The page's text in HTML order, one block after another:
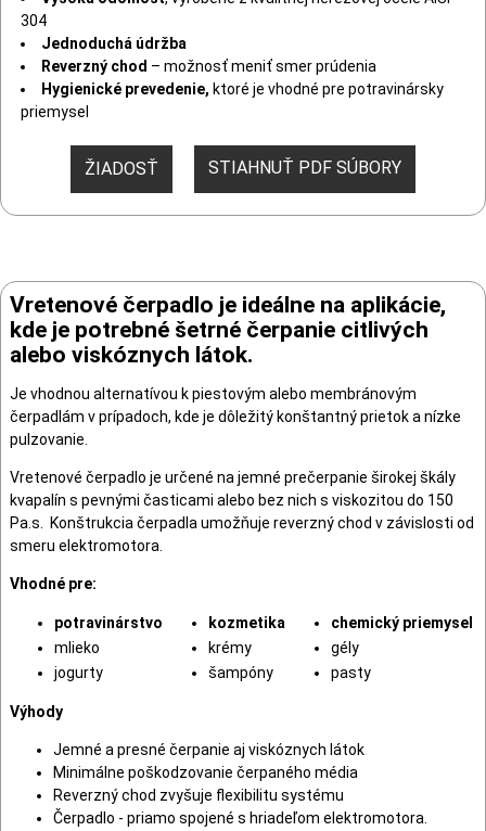
304
Jednoduchá údržba
Reverzný chod – možnosť meniť smer prúdenia
Hygienické prevedenie, ktoré je vhodné pre potravinársky
priemysel
ŽIADOSŤ STIAHNUŤ PDF SÚBORY
Vretenové čerpadlo je ideálne na aplikácie,
kde je potrebné šetrné čerpanie citlivých
alebo viskóznych látok.
Je vhodnou alternatívou k piestovým alebo membránovým
čerpadlám v prípadoch, kde je dôležitý konštantný prietok a nízke
pulzovanie.
Vretenové čerpadlo je určené na jemné prečerpanie širokej škály
kvapalín s pevnými časticami alebo bez nich s viskozitou do 150
Pa.s. Konštrukcia čerpadla umožňuje reverzný chod v závislosti od
smeru elektromotora.
Vhodné pre:
potravinárstvo kozmetika
chemický priemysel
mlieko
krémy
gély
jogurty
šampóny pasty
Výhody
Jemné a presné čerpanie aj viskóznych látok
Minimálne poškodzovanie čerpaného média
Reverzný chod zvyšuje flexibilitu systému
Čerpadlo - priamo spojené s hriadeľom elektromotora.